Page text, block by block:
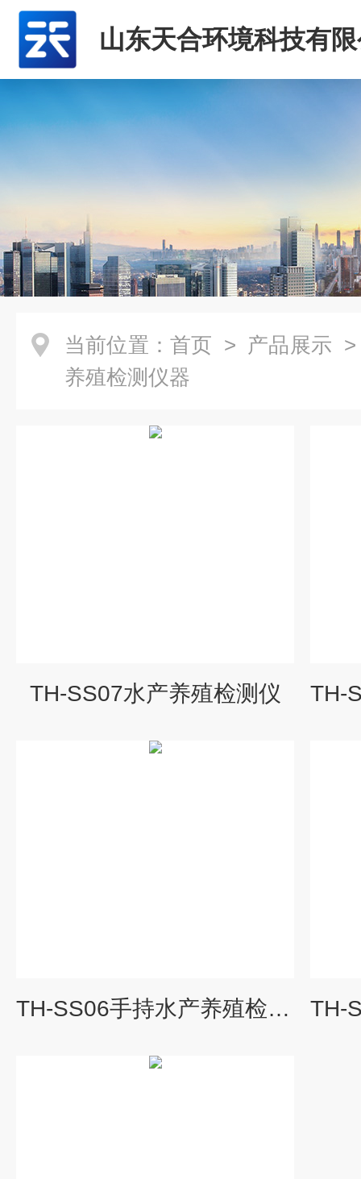
山东天合环境科技有
当前位置： 首页 > 产品展示
养殖检测仪器
TH-SS07水产养殖检测仪
TH-SS06手持水产养殖检测仪